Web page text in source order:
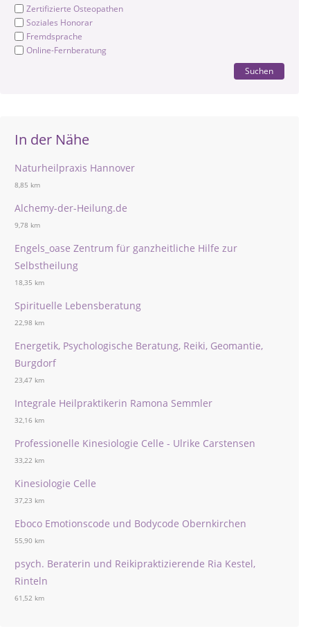
Zertifizierte Osteopathen
Soziales Honorar
Fremdsprache
Online-Fernberatung
Suchen
In der Nähe
Naturheilpraxis Hannover
8,85 km
Alchemy-der-Heilung.de
9,78 km
Engels_oase Zentrum für ganzheitliche Hilfe zur
Selbstheilung
18,35 km
Spirituelle Lebensberatung
22,98 km
Energetik, Psychologische Beratung, Reiki, Geomantie,
Burgdorf
23,47 km
Integrale Heilpraktikerin Ramona Semmler
32,16 km
Professionelle Kinesiologie Celle - Ulrike Carstensen
33,22 km
Kinesiologie Celle
37,23 km
Eboco Emotionscode und Bodycode Obernkirchen
55,90 km
psych. Beraterin und Reikipraktizierende Ria Kestel,
Rinteln
61,52 km